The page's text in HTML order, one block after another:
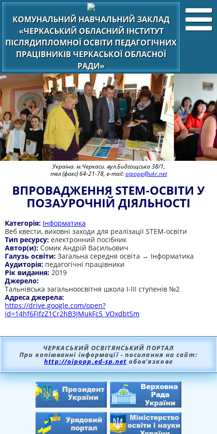
КОМУНАЛЬНИЙ НАВЧАЛЬНИЙ ЗАКЛАД
«ЧЕРКАСЬКИЙ ОБЛАСНИЙ ІНСТИТУТ
ПІСЛЯДИПЛОМНОЇ ОСВІТИ ПЕДАГОГІЧНИХ
ПРАЦІВНИКІВ ЧЕРКАСЬКОЇ ОБЛАСНОЇ
РАДИ»
Україна. м.Черкаси. вул.Бидгощська 38/1,
тел (факс) 64-21-78, e-mail:oipopp@ukr.net
ВПРОВАДЖЕННЯ STEM-ОСВІТИ У
ПОЗАУРОЧНІЙ ДІЯЛЬНОСТІ
Категорія: Інформатика
Веб квести, виховні заходи для реалізації STEM-освіти
Тип ресурсу: електронний посібник
Автор(и): Сомик Андрій Васильович
Галузь освіти: Загальна середня освіта → Інформатика
Аудиторія: педагогічні працівники
Рік видання: 2019
Джерело:
Тальнівська загальноосвітня школа І-ІІІ ступенів №2
Адреса джерела:
https://drive.google.com/open?
id=14hf6FIfzZ1Cr2hB3JMukFc5_VOxdbtSm
ЧЕРКАСЬКИЙ ОСВІТЯНСЬКИЙ ПОРТАЛ
При копіюванні інформації - посилання на сайт:
http://oipopp.ed-sp.net обов’язкове